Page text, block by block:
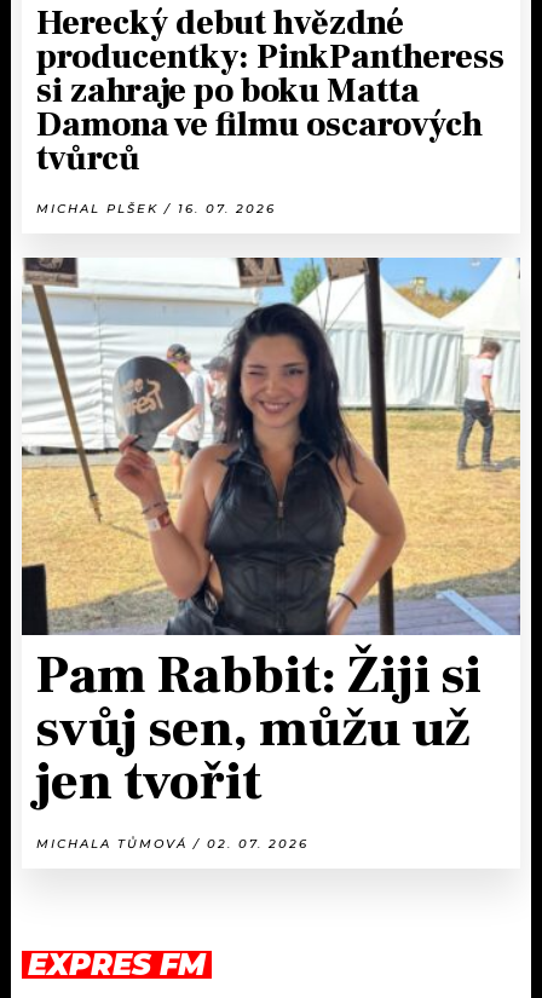
Herecký debut hvězdné
producentky: PinkPantheress
si zahraje po boku Matta
Damona ve filmu oscarových
tvůrců
MICHAL PLŠEK / 16. 07. 2026
Pam Rabbit: Žiji si
svůj sen, můžu už
jen tvořit
MICHALA TŮMOVÁ / 02. 07. 2026
EXPRES FM